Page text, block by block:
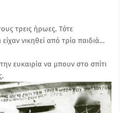
τρεις ήρωες. Τότε
νικηθεί από τρία παιδιά…
ευκαιρία να μπουν στο σπίτι